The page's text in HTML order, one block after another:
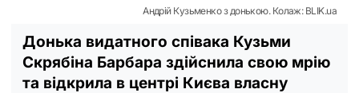
Андрій Кузьменко з донькою. Колаж: BLIK.ua
Донька видатного співака Кузьми
Скрябіна Барбара здійснила свою мрію
та відкрила в центрі Києва власну